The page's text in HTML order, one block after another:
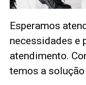
Esperamos
necessidades e
atendimento.
temos a